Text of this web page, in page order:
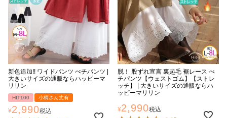
新色追加!! ワイドパンツ ぺチパンツ |
大きいサイズの通販ならハッピーマ
リリン
HIT100 小柄さん丈有
¥2,990税込
脱！ 股ずれ宣言 裏起毛 裾レース ぺ
チパンツ【ウェストゴム】【ストレ
ッチ】 | 大きいサイズの通販ならハ
ッピーマリリン
¥2,990税込